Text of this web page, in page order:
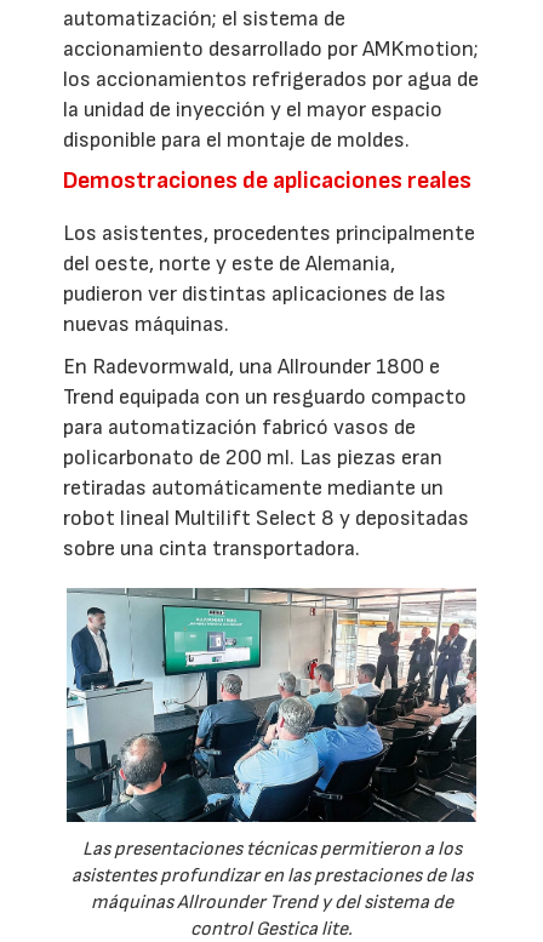
automatización; el sistema de
accionamiento desarrollado por AMKmotion;
los accionamientos refrigerados por agua de
la unidad de inyección y el mayor espacio
disponible para el montaje de moldes.
Demostraciones de aplicaciones reales
Los asistentes, procedentes principalmente
del oeste, norte y este de Alemania,
pudieron ver distintas aplicaciones de las
nuevas máquinas.
En Radevormwald, una Allrounder 1800 e
Trend equipada con un resguardo compacto
para automatización fabricó vasos de
policarbonato de 200 ml. Las piezas eran
retiradas automáticamente mediante un
robot lineal Multilift Select 8 y depositadas
sobre una cinta transportadora.
Las presentaciones técnicas permitieron a los
asistentes profundizar en las prestaciones de las
máquinas Allrounder Trend y del sistema de
control Gestica lite.